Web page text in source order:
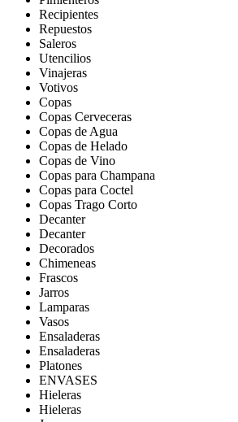
Recipientes
Repuestos
Saleros
Utencilios
Vinajeras
Votivos
Copas
Copas Cerveceras
Copas de Agua
Copas de Helado
Copas de Vino
Copas para Champana
Copas para Coctel
Copas Trago Corto
Decanter
Decanter
Decorados
Chimeneas
Frascos
Jarros
Lamparas
Vasos
Ensaladeras
Ensaladeras
Platones
ENVASES
Hieleras
Hieleras